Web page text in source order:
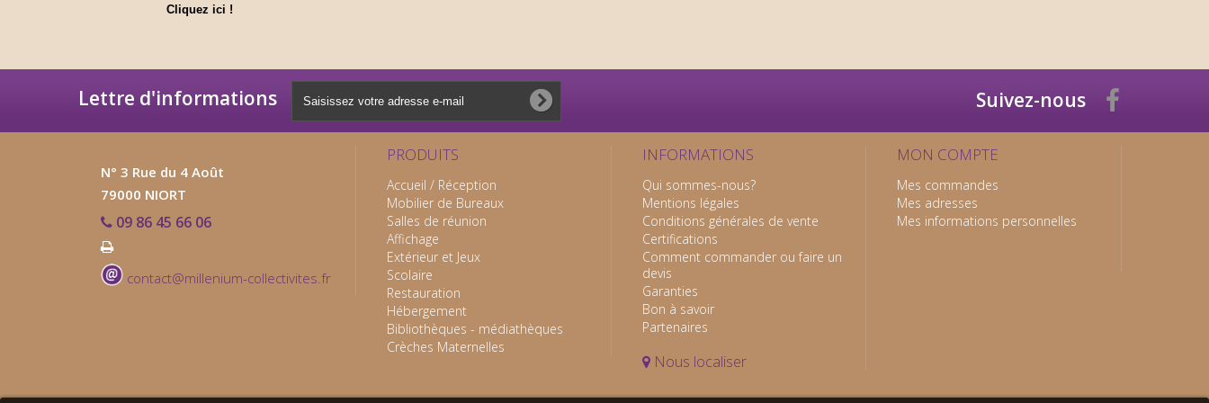
Cliquez ici !
Lettre d'informations Suivez-nous
N° 3 Rue du 4 Août
79000 NIORT
09 86 45 66 06
contact@millenium-collectivites.fr
PRODUITS
Accueil / Réception
Mobilier de Bureaux
Salles de réunion
Affichage
Extérieur et Jeux
Scolaire
Restauration
Hébergement
Bibliothèques - médiathèques
Crèches Maternelles
INFORMATIONS
Qui sommes-nous?
Mentions légales
Conditions générales de vente
Certifications
Comment commander ou faire un
devis
Garanties
Bon à savoir
Partenaires
Nous localiser
MON COMPTE
Mes commandes
Mes adresses
Mes informations personnelles